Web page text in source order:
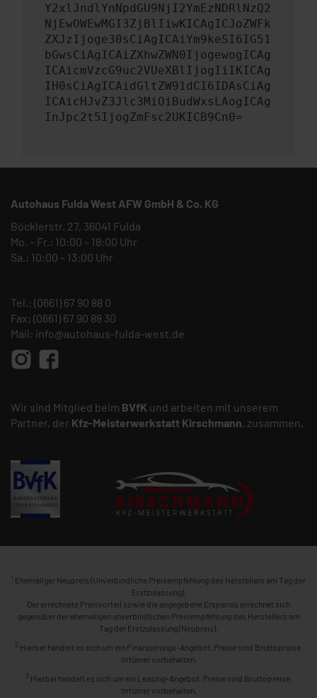
Y2xlJndlYnNpdGU9NjI2YmEzNDRlNzQ2
NjEwOWEwMGI3ZjBlIiwKICAgICJoZWFk
ZXJzIjoge30sCiAgICAiYm9keSI6IG51
bGwsCiAgICAiZXhwZWN0IjogewogICAg
ICAicmVzcG9uc2VUeXBlIjogIiIKICAg
IH0sCiAgICAidGltZW91dCI6IDAsCiAg
ICAicHJvZ3Jlc3MiOiBudWxsLAogICAg
InJpc2t5IjogZmFsc2UKICB9Cn0=
Autohaus Fulda West AFW GmbH & Co. KG
Böcklerstr. 27, 36041 Fulda
Mo. – Fr.: 10:00 – 18:00 Uhr
Sa.: 10:00 – 13:00 Uhr
Tel.: (0661) 67 90 88 0
Fax: (0661) 67 90 88 30
Mail: info@autohaus-fulda-west.de
Wir sind Mitglied beim BVfK und arbeiten mit unserem
Partner, der Kfz-Meisterwerkstatt Kirschmann, zusammen.
1 Ehemaliger Neupreis (Unverbindliche Preisempfehlung des Herstellers am Tag der
Erstzulassung).
Der errechnete Preisvorteil sowie die angegebene Ersparnis errechnet sich
gegenüber der ehemaligen unverbindlichen Preisempfehlung des Herstellers am
Tag der Erstzulassung (Neupreis).
2 Hierbei handelt es sich um ein Finanzierungs-Angebot. Preise sind Bruttopreise.
Irrtümer vorbehalten.
3 Hierbei handelt es sich um ein Leasing-Angebot. Preise sind Bruttopreise.
Irrtümer vorbehalten.